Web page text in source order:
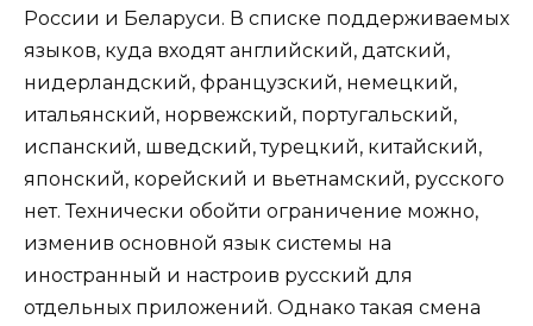
России и Беларуси. В списке поддерживаемых
языков, куда входят английский, датский,
нидерландский, французский, немецкий,
итальянский, норвежский, португальский,
испанский, шведский, турецкий, китайский,
японский, корейский и вьетнамский, русского
нет. Технически обойти ограничение можно,
изменив основной язык системы на
иностранный и настроив русский для
отдельных приложений. Однако такая смена